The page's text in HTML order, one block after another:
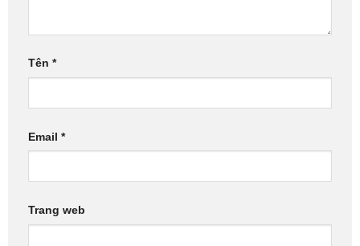
Tên *
Email *
Trang web